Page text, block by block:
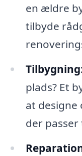
en ældre
tilbyde
plads? Et
at designe
der passer